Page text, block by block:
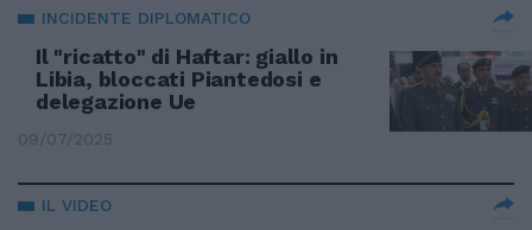
INCIDENTE DIPLOMATICO
Il "ricatto" di Haftar: giallo in
Libia, bloccati Piantedosi e
delegazione Ue
09/07/2025
IL VIDEO